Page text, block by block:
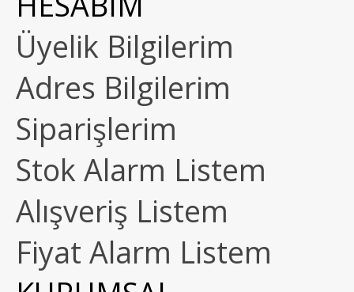
Üyelik Bilgilerim
Adres Bilgilerim
Siparişlerim
Stok Alarm Listem
Alışveriş Listem
Fiyat Alarm Listem